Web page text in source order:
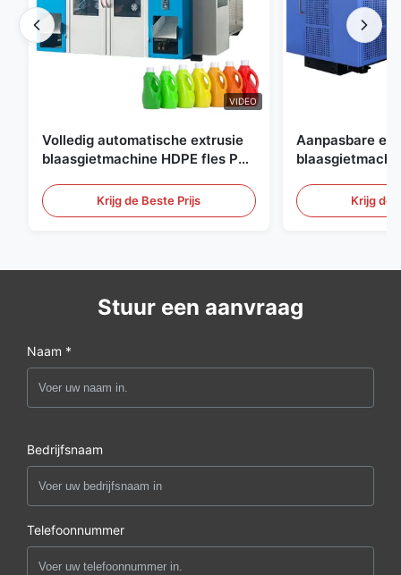
VIDEO
Volledig automatische extrusie
blaasgietmachine HDPE fles Pe
Krijg de Beste Prijs
Aanpasbare
Krijg de
Stuur een aanvraag
Naam *
Bedrijfsnaam
Telefoonnummer